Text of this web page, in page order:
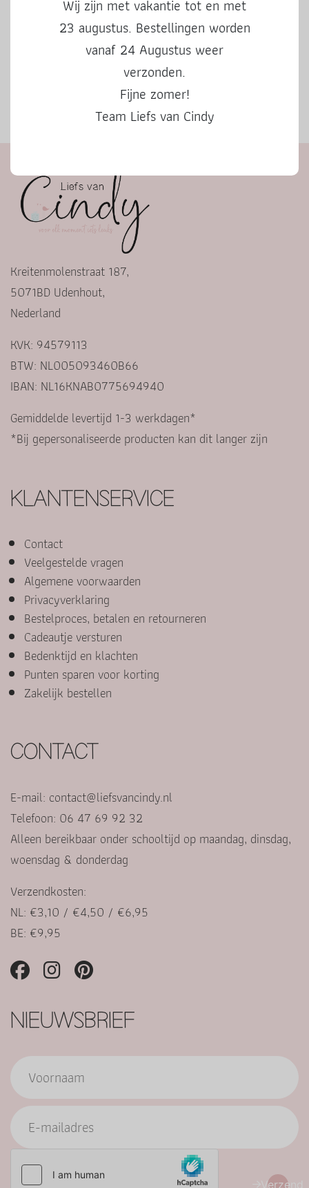
Herfstbingo
Wij zijn met vakantie tot en met
23 augustus. Bestellingen worden
vanaf 24 Augustus weer
verzonden.
Fijne zomer!
Team Liefs van Cindy
Kreitenmolenstraat 187,
5071BD Udenhout,
Nederland
KVK: 94579113
BTW: NL005093460B66
IBAN: NL16KNAB0775694940
Gemiddelde levertijd 1-3 werkdagen*
*Bij gepersonaliseerde producten kan dit langer zijn
KLANTENSERVICE
Contact
Veelgestelde vragen
Algemene voorwaarden
Privacyverklaring
Bestelproces, betalen en retourneren
Cadeautje versturen
Bedenktijd en klachten
Punten sparen voor korting
Zakelijk bestellen
CONTACT
E-mail: contact@liefsvancindy.nl
Telefoon: 06 47 69 92 32
Alleen bereikbaar onder schooltijd op maandag, dinsdag,
woensdag & donderdag
Verzendkosten:
NL: €3,10 / €4,50 / €6,95
BE: €9,95
NIEUWSBRIEF
Verzend